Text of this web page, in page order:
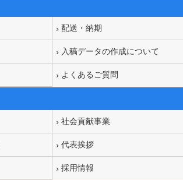
配送・納期
入稿データの作成について
よくあるご質問
社会貢献事業
代表挨拶
採用情報